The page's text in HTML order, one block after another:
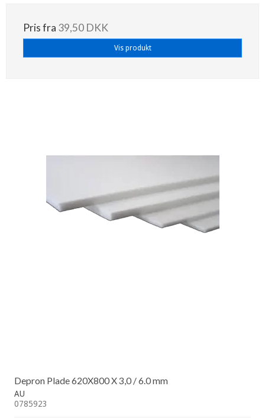
Pris fra 39,50 DKK
Vis produkt
Depron Plade 620X800 X 3,0 / 6.0 mm
AU
0785923